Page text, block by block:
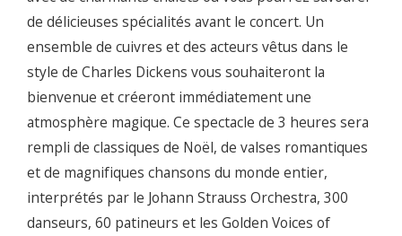
de délicieuses spécialités avant le concert. Un
ensemble de cuivres et des acteurs vêtus dans le
style de Charles Dickens vous souhaiteront la
bienvenue et créeront immédiatement une
atmosphère magique. Ce spectacle de 3 heures sera
rempli de classiques de Noël, de valses romantiques
et de magnifiques chansons du monde entier,
interprétés par le Johann Strauss Orchestra, 300
danseurs, 60 patineurs et les Golden Voices of